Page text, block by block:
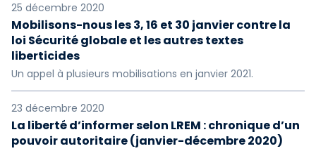
2002 2001 2000
1999
25 décembre 2020
Mobilisons-nous les 3, 16 et 30 janvier contre la
loi Sécurité globale et les autres textes
liberticides
Un appel à plusieurs mobilisations en janvier 2021.
23 décembre 2020
La liberté d’informer selon LREM : chronique d’un
pouvoir autoritaire (janvier-décembre 2020)